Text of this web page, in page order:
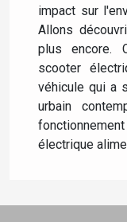
impact sur
Allons
plus encore.
scooter
véhicule qui a
urbain
électrique